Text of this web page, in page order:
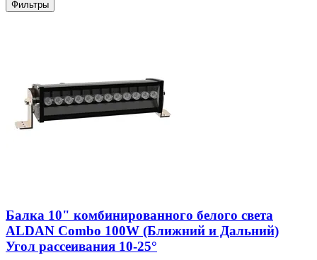
Фильтры
Балка 10" комбинированного белого света
ALDAN Combo 100W (Ближний и Дальний)
Угол рассеивания 10-25°